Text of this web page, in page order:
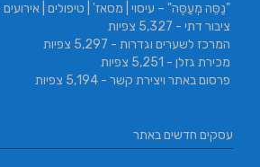
"נַסֵּה מְעַסֶּה" – עיסוי | מסאז' | טיפולים | אירועים
ציבור דתי - 5,327 צפיות
המרכז לשערים וגדרות - 5,297 צפיות
מכירת גזלן - 5,251 צפיות
פרסום באתר ויצירת קשר - 5,194 צפיות
עסקים חדשים באתר